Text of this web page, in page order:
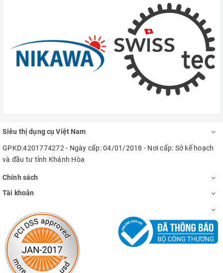
Siêu thị dụng cụ Việt Nam
GPKD:4201774272 - Ngày cấp: 04/01/2018 - Nơi cấp: Sở kế hoạch
và đầu tư tỉnh Khánh Hòa
Chính sách
Tài khoản